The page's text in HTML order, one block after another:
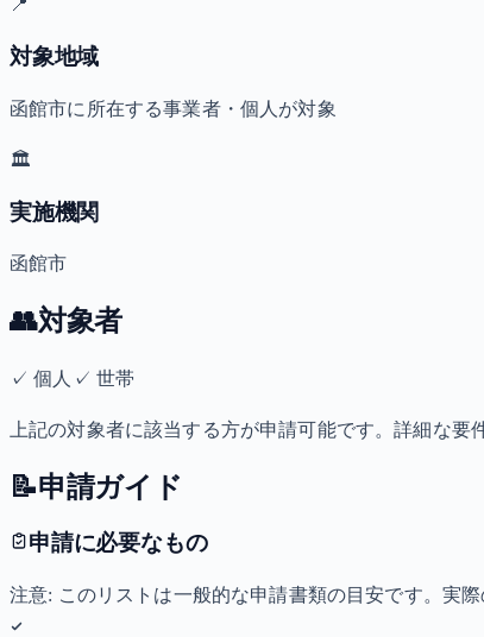
📍
対象地域
函館市に所在する事業者・個人が対象
🏛️
実施機関
函館市
👥対象者
✓個人 ✓ 世帯
上記の対象者に該当する方が申請可能です。詳細な要
📝申請ガイド
申請に必要なもの
注意: このリストは一般的な申請書類の目安です。実